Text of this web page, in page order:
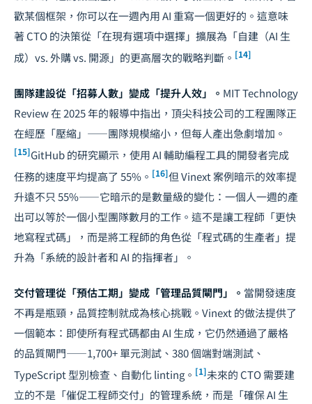
歡某個框架，你可以在一週內用 AI 重寫一個更好的。這意味
著 CTO 的決策從「在現有選項中選擇」擴展為「自建（AI 生
成）vs. 外購 vs. 開源」的更高層次的戰略判斷。 [14]
團隊建設從「招募人數」變成「提升人效」。 MIT Technology
Review 在 2025 年的報導中指出，頂尖科技公司的工程團隊正
在經歷「壓縮」——團隊規模縮小，但每人產出急劇增加。
[15]GitHub 的研究顯示，使用 AI 輔助編程工具的開發者完成
任務的速度平均提高了 55%。 [16]但 Vinext 案例暗示的效率提
升遠不只 55%——它暗示的是數量級的變化：一個人一週的產
出可以等於一個小型團隊數月的工作。這不是讓工程師「更快
地寫程式碼」，而是將工程師的角色從「程式碼的生產者」提
升為「系統的設計者和 AI 的指揮者」。
交付管理從「預估工期」變成「管理品質閘門」。 當開發速度
不再是瓶頸，品質控制就成為核心挑戰。Vinext 的做法提供了
一個範本：即使所有程式碼都由 AI 生成，它仍然通過了嚴格
的品質閘門——1,700+ 單元測試、380 個端對端測試、
TypeScript 型別檢查、自動化 linting。 [1]未來的 CTO 需要建
立的不是「催促工程師交付」的管理系統，而是「確保 AI 生